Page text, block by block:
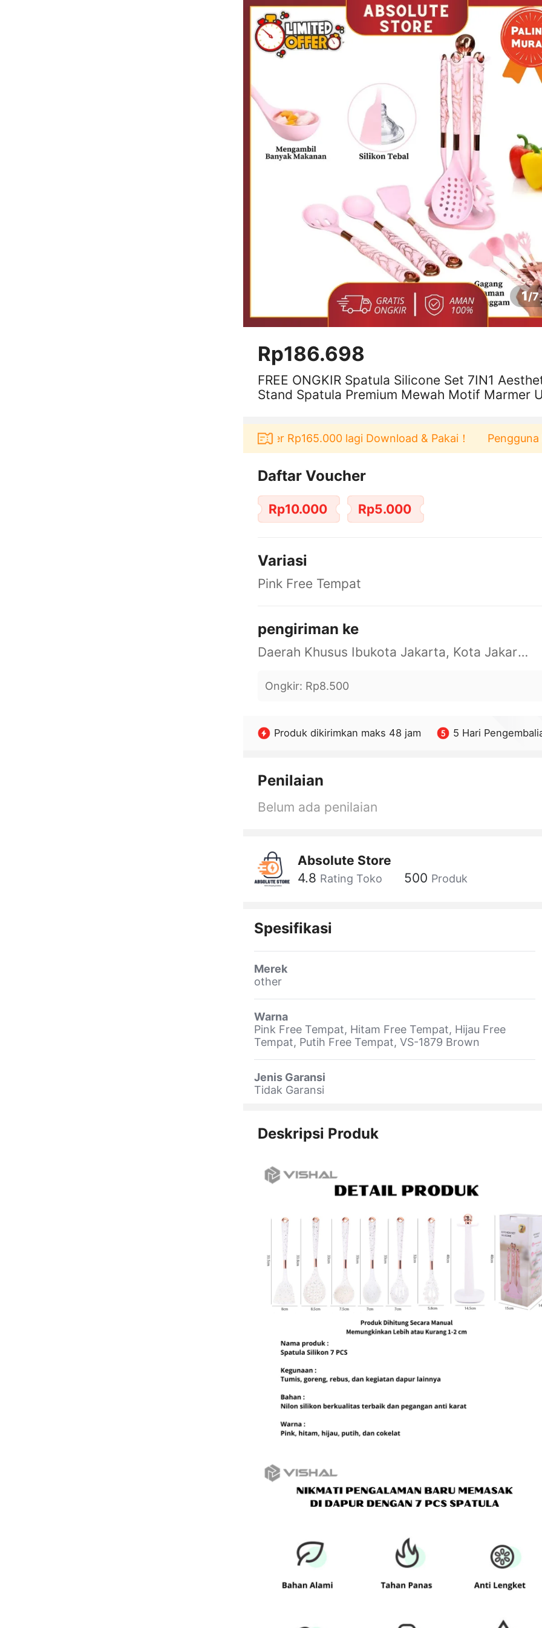
1/7
Rp186.698
FREE ONGKIR Spatula Silicone Set 7IN1
Stand Spatula Premium Mewah Motif Marmer
berbelanja di aplikasi Akulaku bisa dapat voucher Rp165.000 lagi Download & Pakai！ Pengguna
Daftar Voucher
Rp10.000 Rp5.000
Variasi
Pink Free Tempat
pengiriman ke
Daerah Khusus Ibukota Jakarta, Kota Jakarta Barat, Cengkareng, yy
Ongkir: Rp8.500
Produk dikirimkan maks 48 jam 5 Hari
Penilaian
Belum ada penilaian
Absolute Store
4.8 Rating Toko 500 Produk
Spesifikasi
Merek
other
Warna
Pink Free Tempat, Hitam Free Tempat, Hijau Free
Tempat, Putih Free Tempat, VS-1879 Brown
Jenis Garansi
Tidak Garansi
Deskripsi Produk